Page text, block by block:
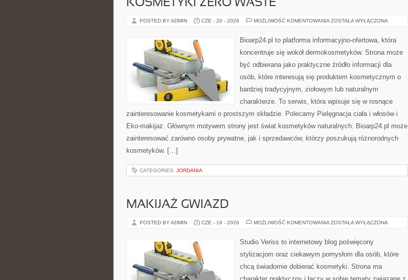
KOSMETYKI ZERO WASTE
POSTED BY ADMIN CZE - 20 - 2026 MOŻLIWOŚĆ KOMENTOWANIA KOSMETYKI
ZOSTAŁA WYŁĄCZONA
Bioarp24.pl to platforma informacyjno-ofertowa, która
koncentruje się wokół dermokosmetyków. Strona może
być odbierana jako praktyczne źródło informacji dla
osób, które interesują się produktem kosmetycznym o
bardziej tradycyjnym, ziołowym lub naturalnym
charakterze. To serwis, która wpisuje się w rosnące
zainteresowanie kosmetykami o prostszym składzie. Polecamy Pielęgnacja ciała i włosów i
Eko-makijaż. Głównym motywem strony jest świat kosmetyków naturalnych. Bioarp24.pl może
zainteresować zarówno osoby prywatne, jak i sprzedawców, którzy poszukują różnorodnych
kosmetyków. […]
CATEGORIES: JORDANIA
MAKIJAŻ GWIAZD
POSTED BY ADMIN CZE - 19 - 2026 MOŻLIWOŚĆ KOMENTOWANIA MAKIJAŻ
ZOSTAŁA WYŁĄCZONA
Studio Veriss to internetowy blog poświęcony
stylizacjom oraz ciekawym pomysłom dla osób, które
chcą świadomie dobierać kosmetyki. Strona ma